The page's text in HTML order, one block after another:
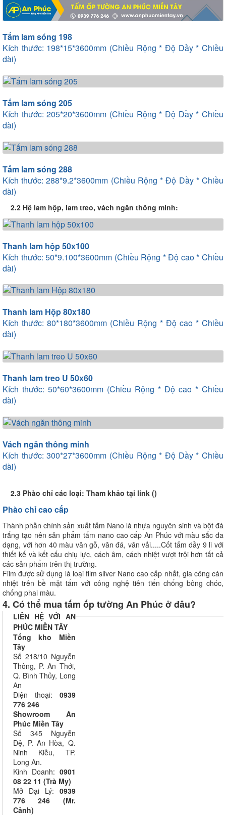
Tấm lam sóng 198
Kích thước: 198*15*3600mm (Chiều Rộng * Độ Dầy * Chiều
dài)
Tấm lam sóng 205
Kích thước: 205*20*3600mm (Chiều Rộng * Độ Dầy * Chiều
dài)
Tấm lam sóng 288
Kích thước: 288*9.2*3600mm (Chiều Rộng * Độ Dầy * Chiều
dài)
2.2 Hệ lam hộp, lam treo, vách ngăn thông minh:
Thanh lam hộp 50x100
Kích thước: 50*9.100*3600mm (Chiều Rộng * Độ cao * Chiều
dài)
Thanh lam Hộp 80x180
Kích thước: 80*180*3600mm (Chiều Rộng * Độ cao * Chiều
dài)
Thanh lam treo U 50x60
Kích thước: 50*60*3600mm (Chiều Rộng * Độ cao * Chiều
dài)
Vách ngăn thông minh
Kích thước: 300*27*3600mm (Chiều Rộng * Độ Dầy * Chiều
dài)
2.3 Phào chỉ các loại: Tham khảo tại link (
Phào chỉ cao cấp
)
Thành phần chính sản xuất tấm Nano là nhựa nguyên sinh và bột đá
trắng tạo nên sản phẩm tấm nano cao cấp An Phúc với màu sắc đa
dạng, với hơn 40 màu vân gỗ, vân đá, vân vải.....Cốt tấm dầy 9 li với
thiết kế và kết cấu chiụ lực, cách âm, cách nhiệt vượt trội hơn tất cả
các sản phẩm trên thị trường.
Film được sử dụng là loại film sliver Nano cao cấp nhất, gia công cán
nhiệt trên bề mặt tấm với công nghệ tiên tiến chống bông chóc,
chống phai màu.
4. Có thể mua tấm ốp tường An Phúc ở đâu?
LIÊN HỆ VỚI AN
PHÚC MIỀN TÂY
Tổng kho Miền
Tây
Số 218/10 Nguyễn
Thông, P. An Thới,
Q. Bình Thủy, Long
An
Điện thoại: 0939
776 246
Showroom An
Phúc Miền Tây
Số 345 Nguyễn
Đệ, P. An Hòa, Q.
Ninh Kiều, TP.
Long An.
Kinh Doanh: 0901
08 22 11 (Trà My)
Mở Đại Lý: 0939
776 246 (Mr.
Cảnh)